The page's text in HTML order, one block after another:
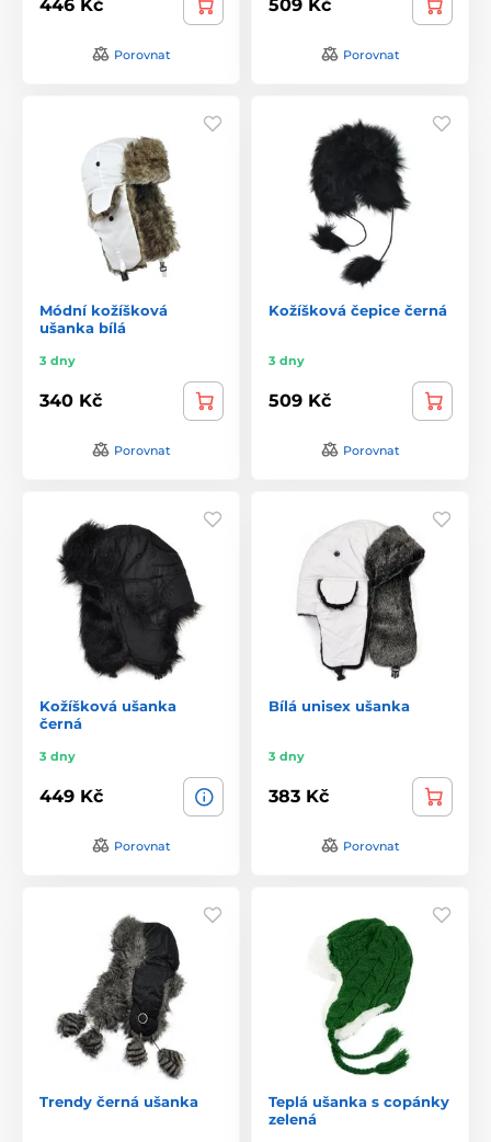
446 Kč
Porovnat
509 Kč
Porovnat
Módní kožíšková
ušanka bílá
3 dny
340 Kč
Porovnat
Kožíšková čepice černá
3 dny
509 Kč
Porovnat
Kožíšková ušanka
černá
3 dny
449 Kč
Porovnat
Bílá unisex ušanka
3 dny
383 Kč
Porovnat
Trendy černá ušanka
Teplá ušanka s copánky
zelená